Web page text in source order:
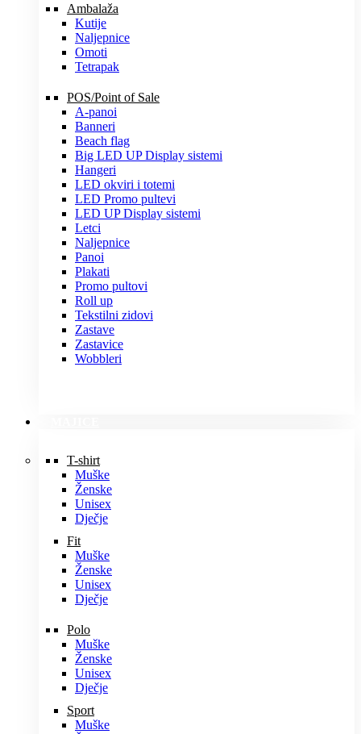
Ambalaža
Kutije
Naljepnice
Omoti
Tetrapak
POS/Point of Sale
A-panoi
Banneri
Beach flag
Big LED UP Display sistemi
Hangeri
LED okviri i totemi
LED Promo pultevi
LED UP Display sistemi
Letci
Naljepnice
Panoi
Plakati
Promo pultovi
Roll up
Tekstilni zidovi
Zastave
Zastavice
Wobbleri
T-shirt
Muške
Ženske
Unisex
Dječje
Fit
Muške
Ženske
Unisex
Dječje
Polo
Muške
Ženske
Unisex
Dječje
Sport
Muške